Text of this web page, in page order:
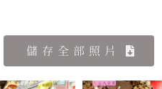
儲存全部照片